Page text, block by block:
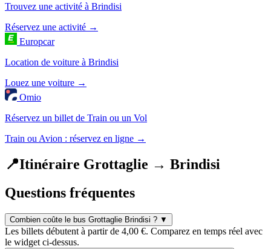
Trouvez une activité à Brindisi
Réservez une activité →
Europcar
Location de voiture à Brindisi
Louez une voiture →
Omio
Réservez un billet de Train ou un Vol
Train ou Avion : réservez en ligne →
📍Itinéraire Grottaglie → Brindisi
Questions fréquentes
Combien coûte le bus Grottaglie Brindisi ? ▼
Les billets débutent à partir de 4,00 €. Comparez en temps réel avec
le widget ci-dessus.